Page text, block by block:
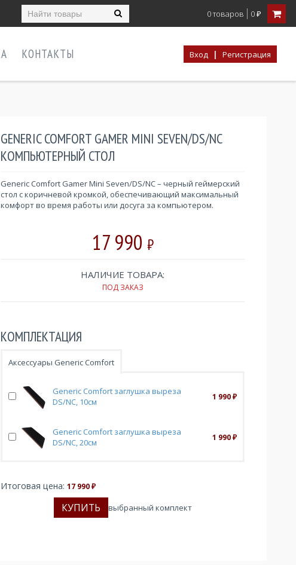
0 товаров 0₽
КОНТАКТЫ Вход | Регистрация
GENERIC COMFORT GAMER MINI SEVEN/DS/NC
КОМПЬЮТЕРНЫЙ СТОЛ
Generic Comfort Gamer Mini Seven/DS/NC – черный геймерский
стол с коричневой кромкой, обеспечивающий максимальный
комфорт во время работы или досуга за компьютером.
17 990 ₽
НАЛИЧИЕ ТОВАРА:
ПОД ЗАКАЗ
КОМПЛЕКТАЦИЯ
Аксессуары Generic Comfort
Generic Comfort заглушка выреза
DS/NC, 10см
1 990₽
Generic Comfort заглушка выреза
DS/NC, 20см
1 990₽
Итоговая цена:17 990₽
выбранный комплект